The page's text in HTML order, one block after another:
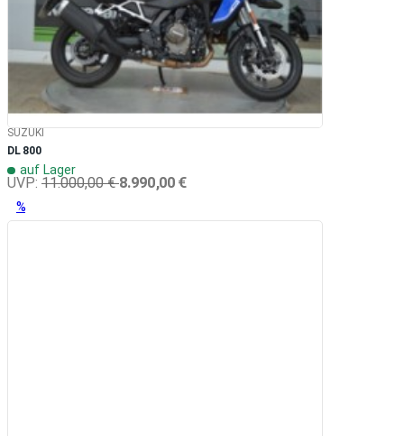
SUZUKI
DL 800
auf Lager
UVP: 11.000,00 € 8.990,00 €
%